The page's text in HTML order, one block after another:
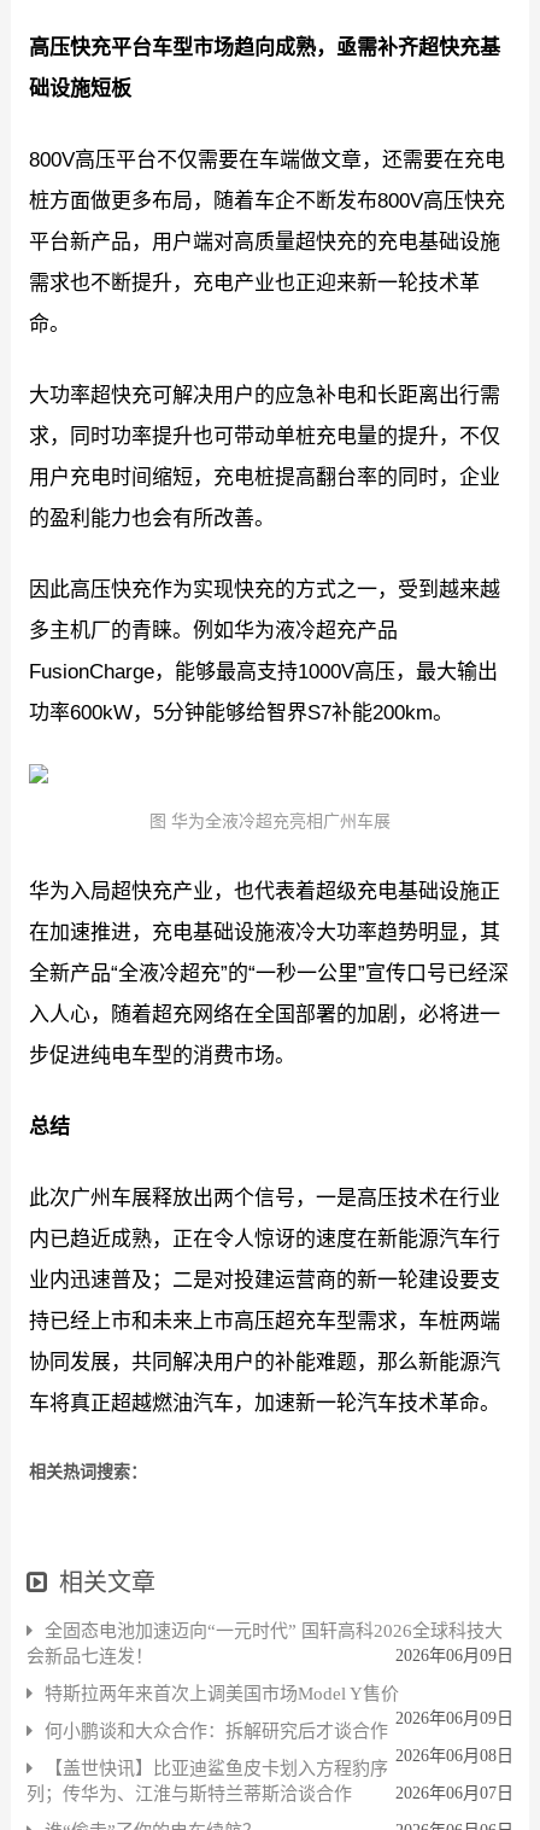
高压快充平台车型市场趋向成熟，亟需补齐超快充基
础设施短板
800V高压平台不仅需要在车端做文章，还需要在充电
桩方面做更多布局，随着车企不断发布800V高压快充
平台新产品，用户端对高质量超快充的充电基础设施
需求也不断提升，充电产业也正迎来新一轮技术革
命。
大功率超快充可解决用户的应急补电和长距离出行需
求，同时功率提升也可带动单桩充电量的提升，不仅
用户充电时间缩短，充电桩提高翻台率的同时，企业
的盈利能力也会有所改善。
因此高压快充作为实现快充的方式之一，受到越来越
多主机厂的青睐。例如华为液冷超充产品
FusionCharge，能够最高支持1000V高压，最大输出
功率600kW，5分钟能够给智界S7补能200km。
图 华为全液冷超充亮相广州车展
华为入局超快充产业，也代表着超级充电基础设施正
在加速推进，充电基础设施液冷大功率趋势明显，其
全新产品“全液冷超充”的“一秒一公里”宣传口号已经深
入人心，随着超充网络在全国部署的加剧，必将进一
步促进纯电车型的消费市场。
总结
此次广州车展释放出两个信号，一是高压技术在行业
内已趋近成熟，正在令人惊讶的速度在新能源汽车行
业内迅速普及；二是对投建运营商的新一轮建设要支
持已经上市和未来上市高压超充车型需求，车桩两端
协同发展，共同解决用户的补能难题，那么新能源汽
车将真正超越燃油汽车，加速新一轮汽车技术革命。
相关热词搜索：
相关文章
全固态电池加速迈向“一元时代” 国轩高科2026全球科技大
会新品七连发！
2026年06月09日
特斯拉两年来首次上调美国市场Model Y售价
2026年06月09日
何小鹏谈和大众合作：拆解研究后才谈合作
2026年06月08日
【盖世快讯】比亚迪鲨鱼皮卡划入方程豹序
列；传华为、江淮与斯特兰蒂斯洽谈合作
2026年06月07日